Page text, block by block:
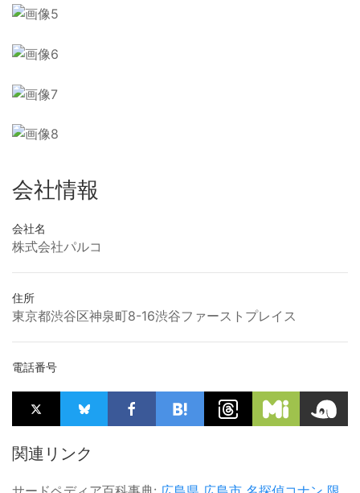
会社情報
会社名
株式会社パルコ
住所
東京都渋谷区神泉町8-16渋谷ファーストプレイス
電話番号
関連リンク